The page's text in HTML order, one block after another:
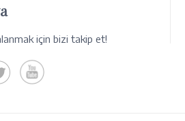
için bizi takip et!